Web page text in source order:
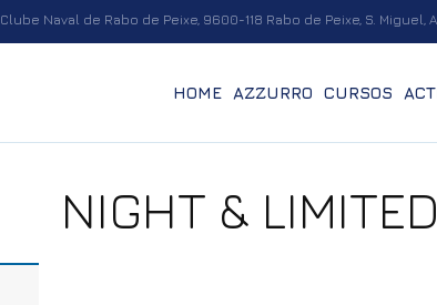
Clube Naval de Rabo de Peixe, 9600-118 Rabo de Peixe, S. Miguel,
HOME AZZURRO CURSOS
NIGHT &